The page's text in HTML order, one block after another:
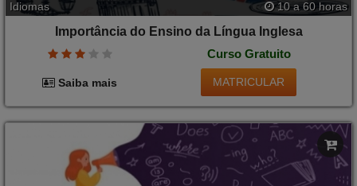
Idiomas 10 a 60 horas
Importância do Ensino da Língua Inglesa
Curso Gratuito
Saiba mais MATRICULAR